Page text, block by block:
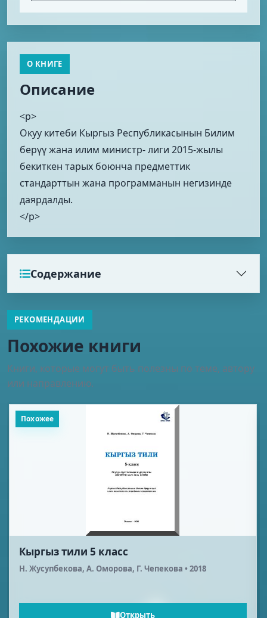
О КНИГЕ
Описание
<p>
Окуу китеби Кыргыз Республикасынын Билим
берүү жана илим министр- лиги 2015-жылы
бекиткен тарых боюнча предметтик
стандарттын жана программанын негизинде
даярдалды.
</p>
Содержание
РЕКОМЕНДАЦИИ
Похожие книги
Книги, которые могут быть полезны по теме, автору
или направлению.
Похожее
Кыргыз тили 5 класс
Н. Жусупбекова, А. Оморова, Г. Чепекова • 2018
Открыть